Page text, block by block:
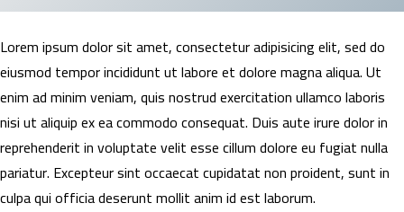
Lorem ipsum dolor sit amet, consectetur adipisicing elit, sed do
eiusmod tempor incididunt ut labore et dolore magna aliqua. Ut
enim ad minim veniam, quis nostrud exercitation ullamco laboris
nisi ut aliquip ex ea commodo consequat. Duis aute irure dolor in
reprehenderit in voluptate velit esse cillum dolore eu fugiat nulla
pariatur. Excepteur sint occaecat cupidatat non proident, sunt in
culpa qui officia deserunt mollit anim id est laborum.